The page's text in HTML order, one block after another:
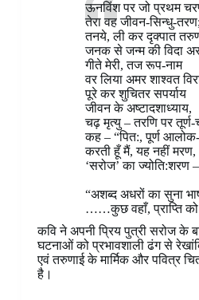
ऊनविंश पर जो प्रथम
तेरा वह जीवन-सिन्धु-तरण;
तनये, ली कर दृक्पात
जनक से जन्म की विदा
गीते मेरी, तज रूप-नाम
वर लिया अमर शाश्वत
पूरे कर शुचितर सपर्याय
जीवन के अष्टादशाध्याय,
चढ़ मृत्यु – तरणि पर
कह – “पित:, पूर्ण
करती हूँ मैं, यह नहीं मरण,
‘सरोज’ का
“अशब्द अधरों का सुना
……कुछ वहाँ, प्राप्ति को
कवि ने अपनी प्रिय पुत्री सरोज के
घटनाओं को प्रभावशाली ढंग से
एवं तरुणाई के मार्मिक और पवित्र
है।